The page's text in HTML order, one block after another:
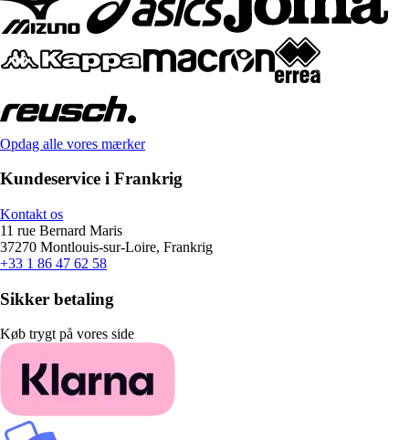
Opdag alle vores mærker
Kundeservice i Frankrig
Kontakt os
11 rue Bernard Maris
37270 Montlouis-sur-Loire, Frankrig
+33 1 86 47 62 58
Sikker betaling
Køb trygt på vores side